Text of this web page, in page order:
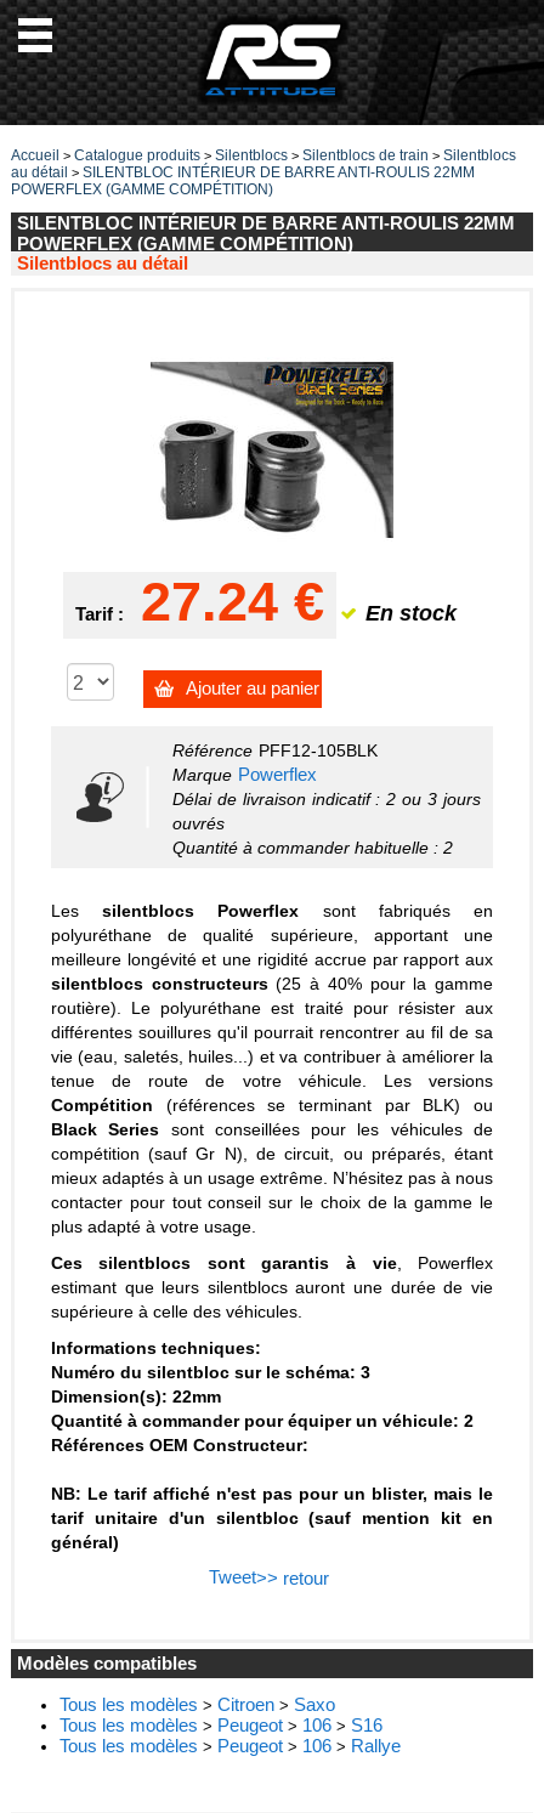
Accueil > Catalogue produits> Silentblocs> Silentblocs de train > Silentblocs
au détail > SILENTBLOC INTÉRIEUR DE BARRE ANTI-ROULIS 22MM
POWERFLEX (GAMME COMPÉTITION)
SILENTBLOC INTÉRIEUR DE BARRE ANTI-ROULIS 22MM
POWERFLEX (GAMME COMPÉTITION)
Silentblocs au détail
Tarif : 27.24 € En stock
Ajouter au panier
Référence PFF12-105BLK
Marque Powerflex
Délai de livraison indicatif : 2 ou 3 jours
ouvrés
Quantité à commander habituelle : 2
Lessilentblocs Powerflex sont fabriqués en
polyuréthane de qualité supérieure, apportant une
meilleure longévité et une rigidité accrue par rapport aux
silentblocs constructeurs(25 à 40% pour la gamme
routière). Le polyuréthane est traité pour résister aux
différentes souillures qu'il pourrait rencontrer au fil de sa
vie (eau, saletés, huiles...) et va contribuer à améliorer la
tenue de route de votre véhicule. Les versions
Compétition (références se terminant par BLK) ou
Black Series sont conseillées pour les véhicules de
compétition (sauf Gr N), de circuit, ou préparés, étant
mieux adaptés à un usage extrême. N’hésitez pas à nous
contacter pour tout conseil sur le choix de la gamme le
plus adapté à votre usage.
Ces silentblocs sont garantis à vie, Powerflex
estimant que leurs silentblocs auront une durée de vie
supérieure à celle des véhicules.
Informations techniques:
Numéro du silentbloc sur le schéma: 3
Dimension(s): 22mm
Quantité à commander pour équiper un véhicule: 2
Références OEM Constructeur:
NB: Le tarif affiché n'est pas pour un blister, mais le
tarif unitaire d'un silentbloc (sauf mention kit en
général)
Tweet>> retour
Modèles compatibles
Tous les modèles > Citroen> Saxo
Tous les modèles > Peugeot> 106> S16
Tous les modèles > Peugeot> 106> Rallye